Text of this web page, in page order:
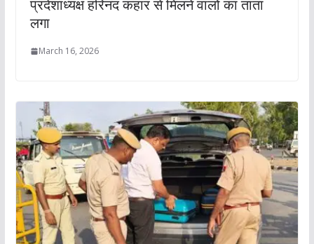
प्रदेशाध्यक्ष हरिनंद कहार से मिलने वालों का तांता
लगा
March 16, 2026